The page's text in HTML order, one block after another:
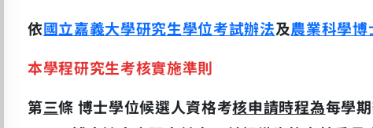
依國立嘉義大學研究生學位考試辦法及農業科學
本學程研究生考核實施準則
第三條 博士學位候選人資格考核申請時程為每學